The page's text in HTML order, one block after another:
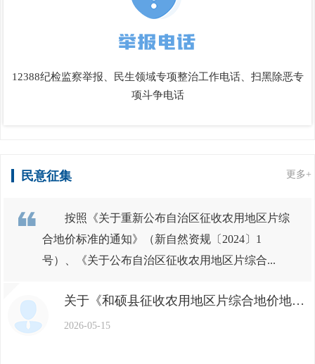
12388纪检监察举报、民生领域专项整治工作电话、扫黑除恶专
项斗争电话
民意征集 更多+
按照《关于重新公布自治区征收农用地区片综
合地价标准的通知》（新自然资规〔2024〕1
号）、《关于公布自治区征收农用地区片综合...
关于《和硕县征收农用地区片综合地价地类调节系数完善报告》公示意见征求稿的结果反馈
2026-05-15